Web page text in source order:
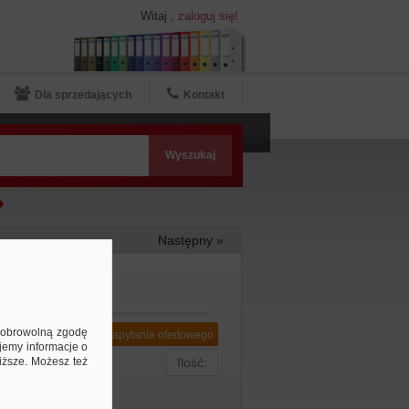
Dla sprzedających Kontakt
Witaj , zaloguj się!
Następny »
Dodaj do zapytania ofertowego
zgodę
informacje o
Możesz też